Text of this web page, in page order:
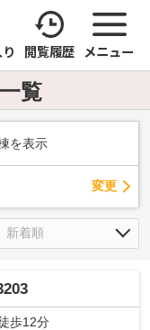
閲覧履歴 メニュー
覧
を表示
変更
歩12分